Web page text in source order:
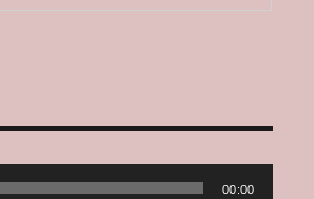
00:00